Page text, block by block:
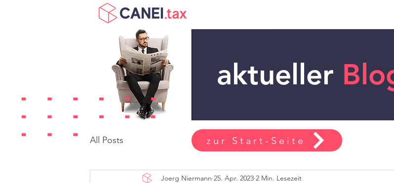
aktueller
All Posts
Joerg Niermann 25. Apr. 2023 2 Min. Lesezeit
zur Start-Seite